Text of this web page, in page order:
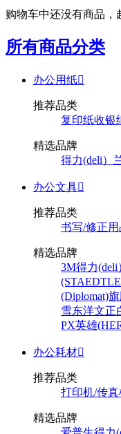
购物车中还没有商品，
所有商品分类
办公用纸
推荐品类
复印纸收银
精选品牌
得力(deli）
办公文具
推荐品类
书写/修正用
精选品牌
3M得力(deli
(Diplomat)旗
雪东洋文正
PX英雄
办公耗材
推荐品类
打印机/传
精选品牌